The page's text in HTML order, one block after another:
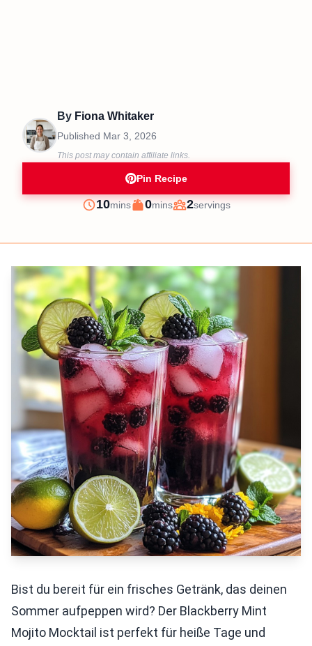
By Fiona Whitaker
Published Mar 3, 2026
This post may contain affiliate links.
Pin Recipe
Prep
10minutes
mins
Cook
0minutes
mins
Servings
2servings
Bist du bereit für ein frisches Getränk, das deinen
Sommer aufpeppen wird? Der Blackberry Mint
Mojito Mocktail ist perfekt für heiße Tage und